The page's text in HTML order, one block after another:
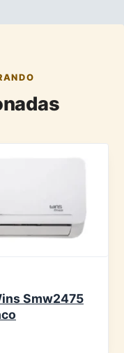
Smw2475